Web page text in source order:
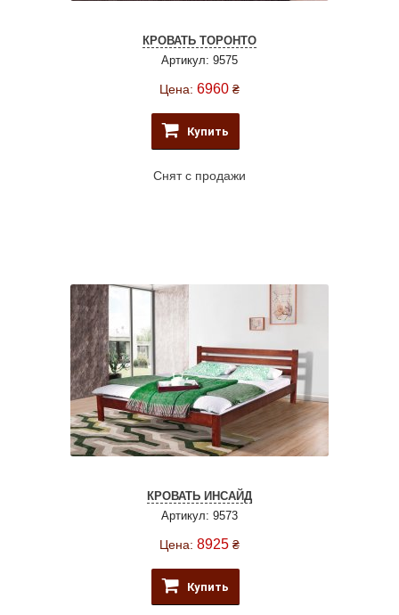
КРОВАТЬ ТОРОНТО
Артикул: 9575
Цена: 6960 ₴
Купить
Снят с продажи
КРОВАТЬ ИНСАЙД
Артикул: 9573
Цена: 8925 ₴
Купить